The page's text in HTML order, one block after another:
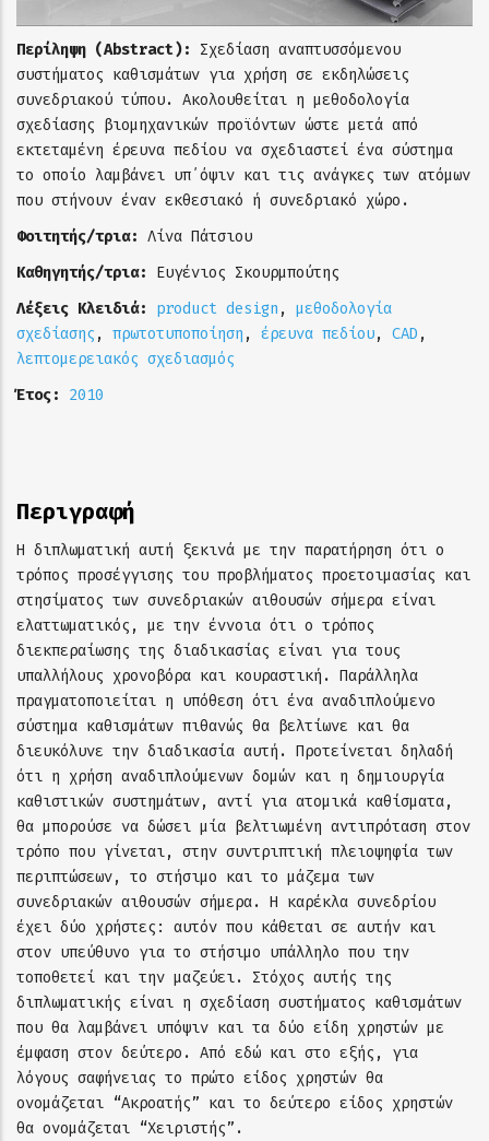
Περίληψη (Abstract): Σχεδίαση αναπτυσσόμενου
συστήματος καθισμάτων για χρήση σε εκδηλώσεις
συνεδριακού τύπου. Ακολουθείται η μεθοδολογία
σχεδίασης βιομηχανικών προϊόντων ώστε μετά από
εκτεταμένη έρευνα πεδίου να σχεδιαστεί ένα σύστημα
το οποίο λαμβάνει υπ΄όψιν και τις ανάγκες των ατόμων
που στήνουν έναν εκθεσιακό ή συνεδριακό χώρο.
Φοιτητής/τρια: Λίνα Πάτσιου
Καθηγητής/τρια: Ευγένιος Σκουρμπούτης
Λέξεις Κλειδιά: product design , μεθοδολογία
σχεδίασης , πρωτοτυποποίηση , έρευνα πεδίου, CAD ,
λεπτομερειακός σχεδιασμός
Έτος: 2010
Περιγραφή
Η διπλωματική αυτή ξεκινά με την παρατήρηση ότι ο
τρόπος προσέγγισης του προβλήματος προετοιμασίας και
στησίματος των συνεδριακών αιθουσών σήμερα είναι
ελαττωματικός, με την έννοια ότι ο τρόπος
διεκπεραίωσης της διαδικασίας είναι για τους
υπαλλήλους χρονοβόρα και κουραστική. Παράλληλα
πραγματοποιείται η υπόθεση ότι ένα αναδιπλούμενο
σύστημα καθισμάτων πιθανώς θα βελτίωνε και θα
διευκόλυνε την διαδικασία αυτή. Προτείνεται δηλαδή
ότι η χρήση αναδιπλούμενων δομών και η δημιουργία
καθιστικών συστημάτων, αντί για ατομικά καθίσματα,
θα μπορούσε να δώσει μία βελτιωμένη αντιπρόταση στον
τρόπο που γίνεται, στην συντριπτική πλειοψηφία των
περιπτώσεων, το στήσιμο και το μάζεμα των
συνεδριακών αιθουσών σήμερα. Η καρέκλα συνεδρίου
έχει δύο χρήστες: αυτόν που κάθεται σε αυτήν και
στον υπεύθυνο για το στήσιμο υπάλληλο που την
τοποθετεί και την μαζεύει. Στόχος αυτής της
διπλωματικής είναι η σχεδίαση συστήματος καθισμάτων
που θα λαμβάνει υπόψιν και τα δύο είδη χρηστών με
έμφαση στον δεύτερο. Από εδώ και στο εξής, για
λόγους σαφήνειας το πρώτο είδος χρηστών θα
ονομάζεται “Ακροατής” και το δεύτερο είδος χρηστών
θα ονομάζεται “Χειριστής”.